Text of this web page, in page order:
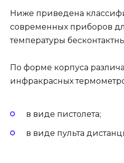
Ниже приведена
современных приборов
температуры
По форме корпуса
инфракрасных
в виде пистолета;
в виде пульта